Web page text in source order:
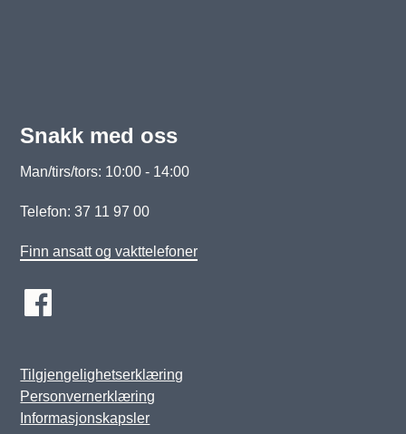
Snakk med oss
Man/tirs/tors: 10:00 - 14:00
Telefon: 37 11 97 00
Finn ansatt og vakttelefoner
Tilgjengelighetserklæring
Personvernerklæring
Informasjonskapsler